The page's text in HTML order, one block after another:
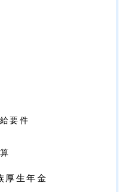
要件
厚生年金